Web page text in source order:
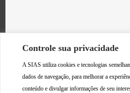
Controle sua privacidade
A SIAS utiliza cookies e tecnologias
dados de navegação, para melhorar a
conteúdo e divulgar informações de seu